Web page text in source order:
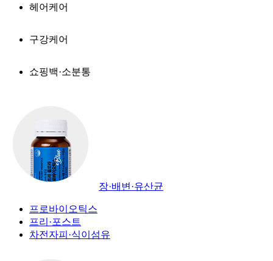
헤어케어
구강케어
쇼핑백·소분통
장·배변·유산균
프로바이오틱스
프리·포스트
차전자피·식이섬유